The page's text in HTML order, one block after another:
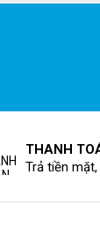
THANH
Trả tiền